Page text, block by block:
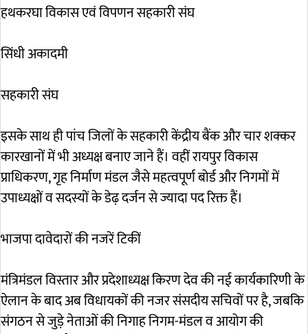
हथकरघा विकास एवं विपणन सहकारी संघ
सिंधी अकादमी
सहकारी संघ
इसके साथ ही पांच जिलों के सहकारी केंद्रीय बैंक और चार शक्कर
कारखानों में भी अध्यक्ष बनाए जाने हैं। वहीं रायपुर विकास
प्राधिकरण, गृह निर्माण मंडल जैसे महत्वपूर्ण बोर्ड और निगमों में
उपाध्यक्षों व सदस्यों के डेढ़ दर्जन से ज्यादा पद रिक्त हैं।
भाजपा दावेदारों की नजरें टिकीं
मंत्रिमंडल विस्तार और प्रदेशाध्यक्ष किरण देव की नई कार्यकारिणी के
ऐलान के बाद अब विधायकों की नजर संसदीय सचिवों पर है, जबकि
संगठन से जुड़े नेताओं की निगाह निगम-मंडल व आयोग की